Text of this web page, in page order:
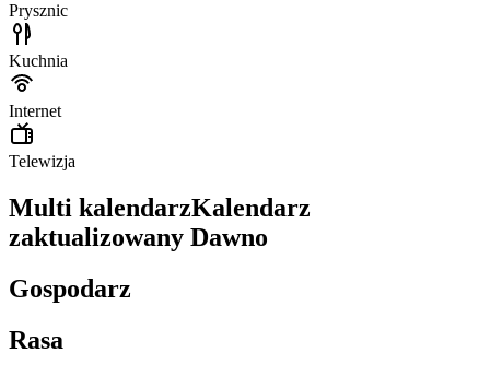
Prysznic
Kuchnia
Internet
Telewizja
Multi kalendarzKalendarz
zaktualizowany Dawno
Gospodarz
Rasa